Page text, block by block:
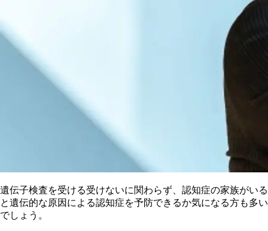
遺伝子検査を受ける受けないに関わらず、認知症の家族がいる
と遺伝的な原因による認知症を予防できるか気になる方も多い
でしょう。